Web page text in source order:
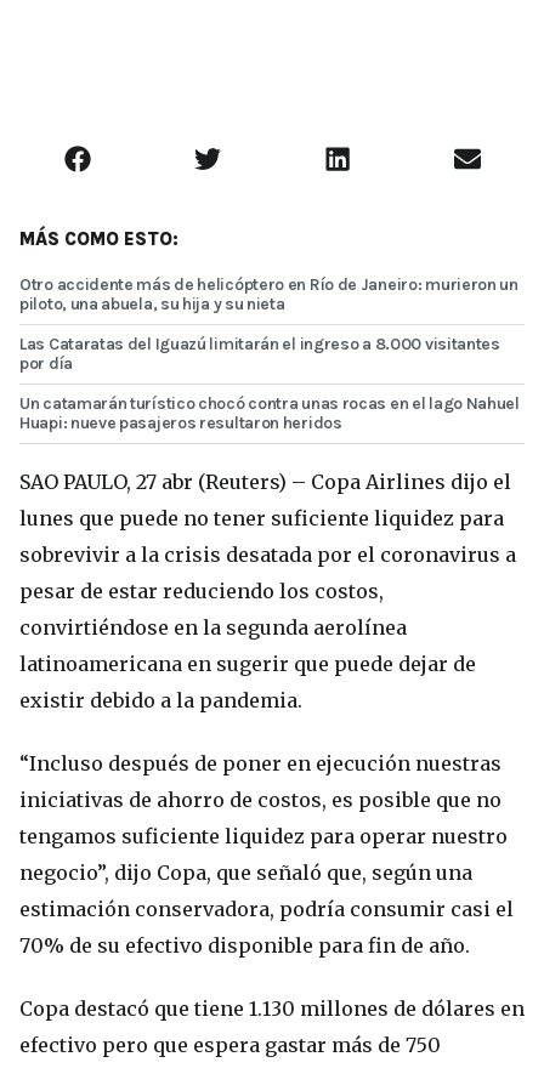
MÁS COMO ESTO:
Otro accidente más de helicóptero en Río de Janeiro: murieron un
piloto, una abuela, su hija y su nieta
Las Cataratas del Iguazú limitarán el ingreso a 8.000 visitantes
por día
Un catamarán turístico chocó contra unas rocas en el lago Nahuel
Huapi: nueve pasajeros resultaron heridos
SAO PAULO, 27 abr (Reuters) – Copa Airlines dijo el
lunes que puede no tener suficiente liquidez para
sobrevivir a la crisis desatada por el coronavirus a
pesar de estar reduciendo los costos,
convirtiéndose en la segunda aerolínea
latinoamericana en sugerir que puede dejar de
existir debido a la pandemia.
“Incluso después de poner en ejecución nuestras
iniciativas de ahorro de costos, es posible que no
tengamos suficiente liquidez para operar nuestro
negocio”, dijo Copa, que señaló que, según una
estimación conservadora, podría consumir casi el
70% de su efectivo disponible para fin de año.
Copa destacó que tiene 1.130 millones de dólares en
efectivo pero que espera gastar más de 750